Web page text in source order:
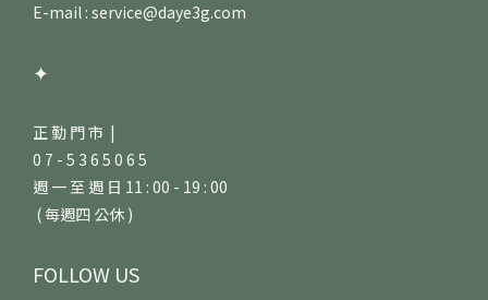
E-mail : service@daye3g.com
✦
正 勤 門 市 |
0 7 - 5 3 6 5 0 6 5
週 一 至 週 日 11 : 00 - 19 : 00
( 每週四 公休 )
FOLLOW US